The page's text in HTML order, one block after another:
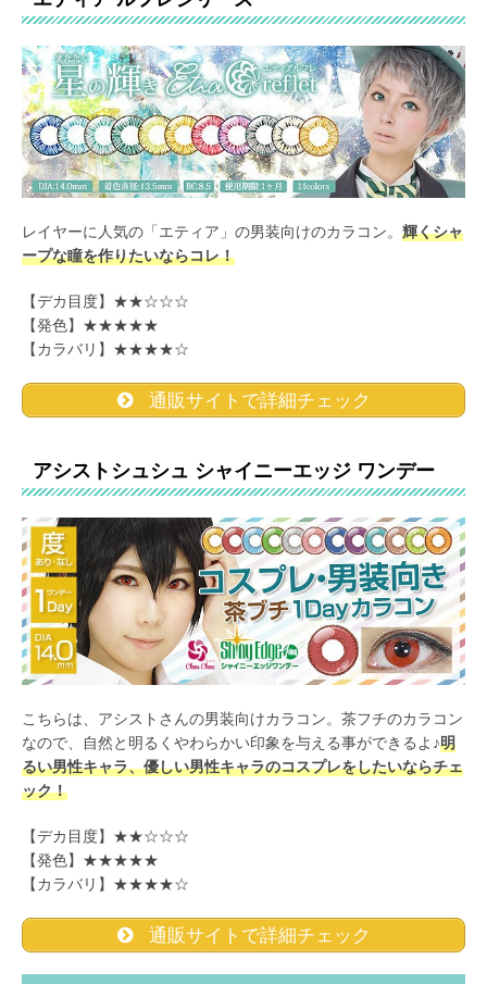
レイヤーに人気の「エティア」の男装向けのカラコン。 輝くシャ
ープな瞳を作りたいならコレ！
【デカ目度】★★☆☆☆
【発色】★★★★★
【カラバリ】★★★★☆
通販サイトで詳細チェック
アシストシュシュ シャイニーエッジ ワンデー
こちらは、アシストさんの男装向けカラコン。茶フチのカラコン
なので、自然と明るくやわらかい印象を与える事ができるよ♪明
るい男性キャラ、優しい男性キャラのコスプレをしたいならチェ
ック！
【デカ目度】★★☆☆☆
【発色】★★★★★
【カラバリ】★★★★☆
通販サイトで詳細チェック